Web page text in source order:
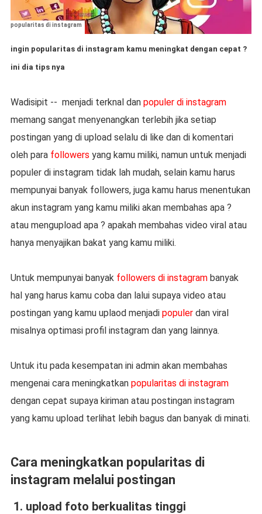
popularitas di instagram
ingin popularitas di instagram kamu meningkat dengan cepat ?
ini dia tips nya
Wadisipit -- menjadi terknal danpopuler di instagram
memang sangat menyenangkan terlebih jika setiap
postingan yang di upload selalu di like dan di komentari
oleh para followers yang kamu miliki, namun untuk menjadi
populer di instagram tidak lah mudah, selain kamu harus
mempunyai banyak followers, juga kamu harus menentukan
akun instagram yang kamu miliki akan membahas apa ?
atau mengupload apa ? apakah membahas video viral atau
hanya menyajikan bakat yang kamu miliki.
Untuk mempunyai banyak followers di instagrambanyak
hal yang harus kamu coba dan lalui supaya video atau
postingan yang kamu uplaod menjadi populerdan viral
misalnya optimasi profil instagram dan yang lainnya.
Untuk itu pada kesempatan ini admin akan membahas
mengenai cara meningkatkan popularitas di instagram
dengan cepat supaya kiriman atau postingan instagram
yang kamu upload terlihat lebih bagus dan banyak di minati.
Cara meningkatkan popularitas di
instagram melalui postingan
1. upload foto berkualitas tinggi